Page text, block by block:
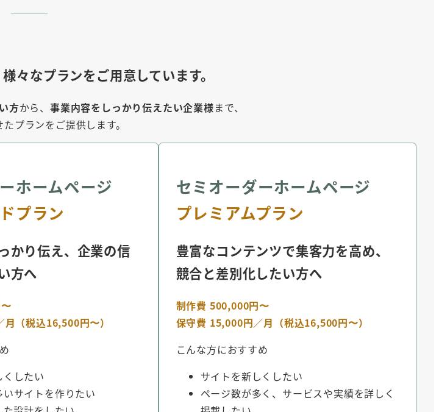
々なプランをご用意しています。
方から、事業内容をしっかり伝えたい企業様まで、
プランをご提供します。
ホームページ
プラン
かり伝え、企業の信
方へ
（税込16,500円〜）
したい
サイトを作りたい
セミオーダーホームページ
プレミアムプラン
豊富なコンテンツで集客力を高め、
競合と差別化したい方へ
制作費 500,000円〜
保守費 15,000円／月（税込16,500円〜）
こんな方におすすめ
サイトを新しくしたい
ページ数が多く、サービスや実績を詳しく